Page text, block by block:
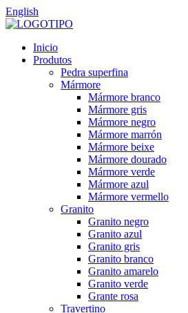
English
Inicio
Produtos
Pedra superfina
Mármore
Mármore branco
Mármore gris
Mármore negro
Mármore marrón
Mármore beixe
Mármore dourado
Mármore verde
Mármore azul
Mármore vermello
Granito
Granito negro
Granito azul
Granito gris
Granito branco
Granito amarelo
Granito verde
Grante rosa
Travertino